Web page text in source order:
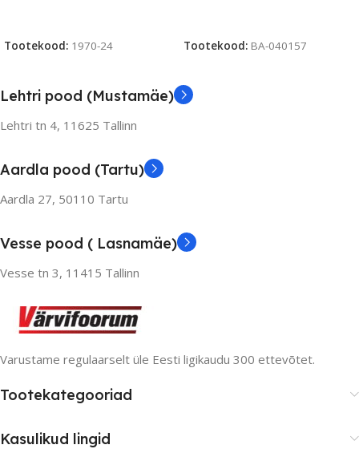
Tootekood: 1970-24 Tootekood: BA-040157
Lehtri pood (Mustamäe)
Lehtri tn 4, 11625 Tallinn
Aardla pood (Tartu)
Aardla 27, 50110 Tartu
Vesse pood ( Lasnamäe)
Vesse tn 3, 11415 Tallinn
Varustame regulaarselt üle Eesti ligikaudu 300 ettevõtet.
Tootekategooriad
Kasulikud lingid